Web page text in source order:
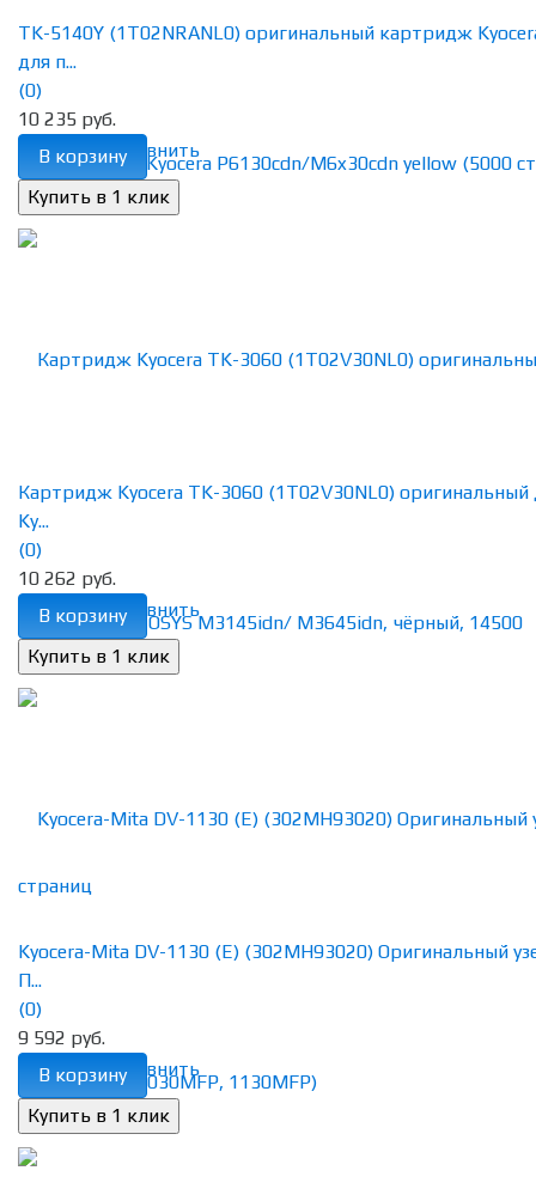
избранное сравнить
TK-5140Y (1T02NRANL0) оригинальный картридж
для п...
(0)
10 235 руб.
В корзину
избранное сравнить
Картридж Kyocera TK-3060 (1T02V30NL0) оригинальный
Ky...
(0)
10 262 руб.
В корзину
избранное сравнить
Kyocera-Mita DV-1130 (E) (302MH93020) Оригинальный
П...
(0)
9 592 руб.
В корзину